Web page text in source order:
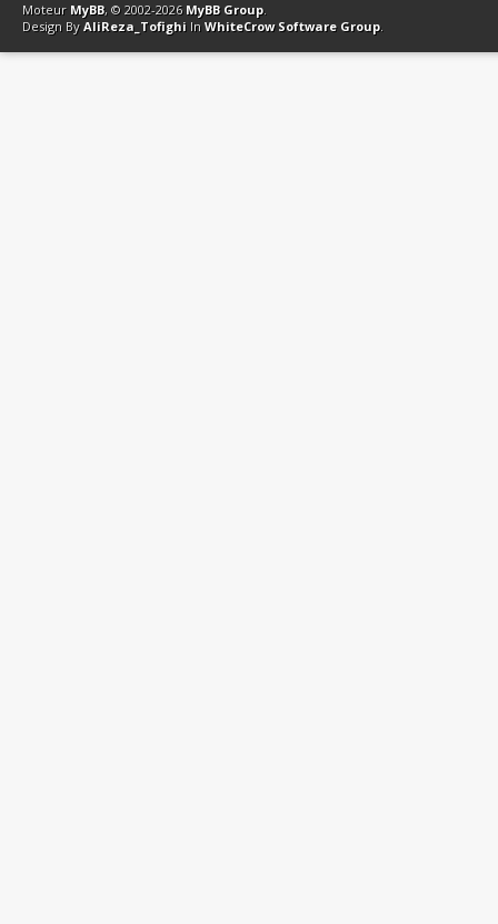
Moteur MyBB, © 2002-2026 MyBB Group.
Design By AliReza_Tofighi In WhiteCrow Software Group.